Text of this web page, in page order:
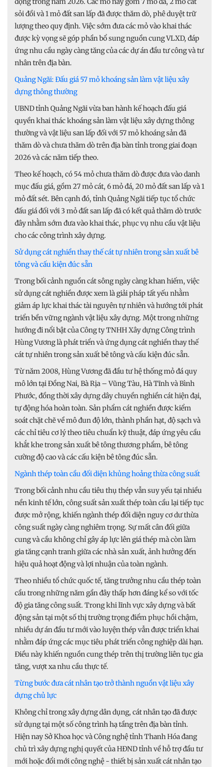
sỏi đồi và 1 mỏ đất san lấp đã được thăm dò, phê duyệt trữ
lượng theo quy định. Việc sớm đưa các mỏ vào khai thác
được kỳ vọng sẽ góp phần bổ sung nguồn cung VLXD, đáp
ứng nhu cầu ngày càng tăng của các dự án đầu tư công và tư
nhân trên địa bàn.
Quảng Ngãi: Đấu giá 57 mỏ khoáng sản làm vật liệu xây
dựng thông thường
UBND tỉnh Quảng Ngãi vừa ban hành kế hoạch đấu giá
quyền khai thác khoáng sản làm vật liệu xây dựng thông
thường và vật liệu san lấp đối với 57 mỏ khoáng sản đã
thăm dò và chưa thăm dò trên địa bàn tỉnh trong giai đoạn
2026 và các năm tiếp theo.
Theo kế hoạch, có 54 mỏ chưa thăm dò được đưa vào danh
mục đấu giá, gồm 27 mỏ cát, 6 mỏ đá, 20 mỏ đất san lấp và 1
mỏ đất sét. Bên cạnh đó, tỉnh Quảng Ngãi tiếp tục tổ chức
đấu giá đối với 3 mỏ đất san lấp đã có kết quả thăm dò trước
đây nhằm sớm đưa vào khai thác, phục vụ nhu cầu vật liệu
cho các công trình xây dựng.
Sử dụng cát nghiền thay thế cát tự nhiên trong sản xuất bê
tông và cấu kiện đúc sẵn
Trong bối cảnh nguồn cát sông ngày càng khan hiếm, việc
sử dụng cát nghiền được xem là giải pháp tất yếu nhằm
giảm áp lực khai thác tài nguyên tự nhiên và hướng tới phát
triển bền vững ngành vật liệu xây dựng. Một trong những
hướng đi nổi bật của Công ty TNHH Xây dựng Công trình
Hùng Vương là phát triển và ứng dụng cát nghiền thay thế
cát tự nhiên trong sản xuất bê tông và cấu kiện đúc sẵn.
Từ năm 2008, Hùng Vương đã đầu tư hệ thống mỏ đá quy
mô lớn tại Đồng Nai, Bà Rịa – Vũng Tàu, Hà Tĩnh và Bình
Phước, đồng thời xây dựng dây chuyền nghiền cát hiện đại,
tự động hóa hoàn toàn. Sản phẩm cát nghiền được kiểm
soát chặt chẽ về mô đun độ lớn, thành phần hạt, độ sạch và
các chỉ tiêu cơ lý theo tiêu chuẩn kỹ thuật, đáp ứng yêu cầu
khắt khe trong sản xuất bê tông thương phẩm, bê tông
cường độ cao và các cấu kiện bê tông đúc sẵn.
Ngành thép toàn cầu đối diện khủng hoảng thừa công suất
Trong bối cảnh nhu cầu tiêu thụ thép vẫn suy yếu tại nhiều
nền kinh tế lớn, công suất sản xuất thép toàn cầu lại tiếp tục
được mở rộng, khiến ngành thép đối diện nguy cơ dư thừa
công suất ngày càng nghiêm trọng. Sự mất cân đối giữa
cung và cầu không chỉ gây áp lực lên giá thép mà còn làm
gia tăng cạnh tranh giữa các nhà sản xuất, ảnh hưởng đến
hiệu quả hoạt động và lợi nhuận của toàn ngành.
Theo nhiều tổ chức quốc tế, tăng trưởng nhu cầu thép toàn
cầu trong những năm gần đây thấp hơn đáng kể so với tốc
độ gia tăng công suất. Trong khi lĩnh vực xây dựng và bất
động sản tại một số thị trường trọng điểm phục hồi chậm,
nhiều dự án đầu tư mới vào luyện thép vẫn được triển khai
nhằm đáp ứng các mục tiêu phát triển công nghiệp dài hạn.
Điều này khiến nguồn cung thép trên thị trường liên tục gia
tăng, vượt xa nhu cầu thực tế.
Từng bước đưa cát nhân tạo trở thành nguồn vật liệu xây
dựng chủ lực
Không chỉ trong xây dựng dân dụng, cát nhân tạo đã được
sử dụng tại một số công trình hạ tầng trên địa bàn tỉnh.
Hiện nay Sở Khoa học và Công nghệ tỉnh Thanh Hóa đang
chủ trì xây dựng nghị quyết của HĐND tỉnh về hỗ trợ đầu tư
mới hoặc đổi mới công nghệ - thiết bị sản xuất cát nhân tạo